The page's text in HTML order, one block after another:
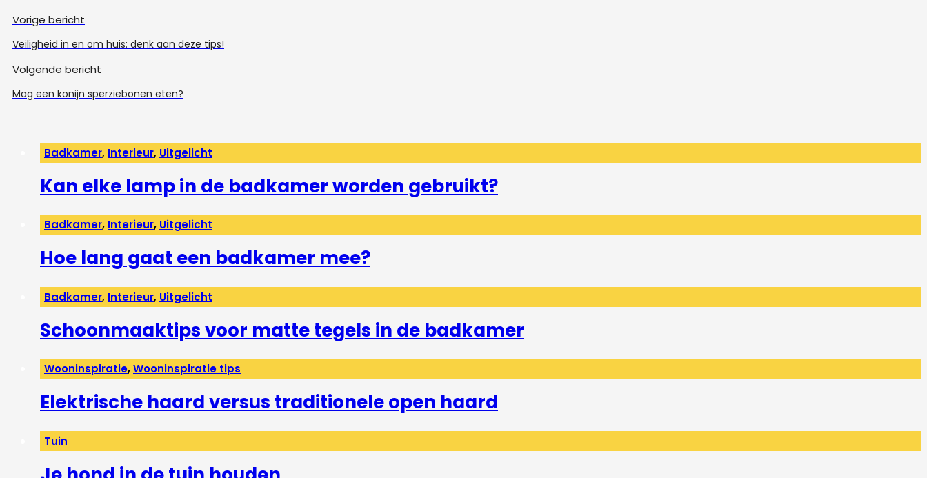
Vorige bericht
Veiligheid in en om huis: denk aan deze tips!
Volgende bericht
Mag een konijn sperziebonen eten?
Badkamer, Interieur, Uitgelicht
Kan elke lamp in de badkamer worden gebruikt?
Badkamer, Interieur, Uitgelicht
Hoe lang gaat een badkamer mee?
Badkamer, Interieur, Uitgelicht
Schoonmaaktips voor matte tegels in de badkamer
Wooninspiratie,Wooninspiratie tips
Elektrische haard versus traditionele open haard
Tuin